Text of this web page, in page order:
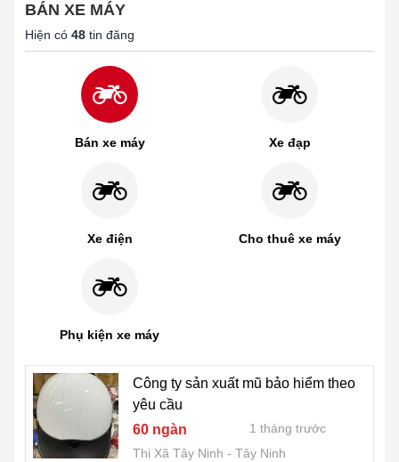
BÁN XE MÁY
Hiện có 48 tin đăng
Bán xe máy Xe đạp
Xe điện Cho thuê xe máy
Phụ kiện xe máy
Công ty sản xuất mũ bảo hiểm theo
yêu cầu
60 ngàn
1 tháng trước
Thị Xã Tây Ninh
Tây Ninh